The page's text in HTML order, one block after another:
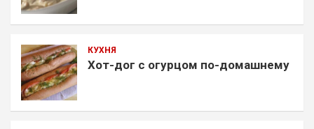
КУХНЯ
Хот-дог с огурцом по-домашнему